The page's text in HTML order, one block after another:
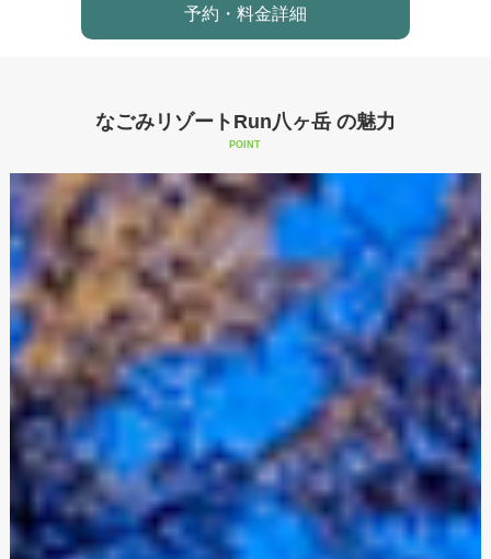
予約・料金詳細
なごみリゾートRun八ヶ岳 の魅力
POINT